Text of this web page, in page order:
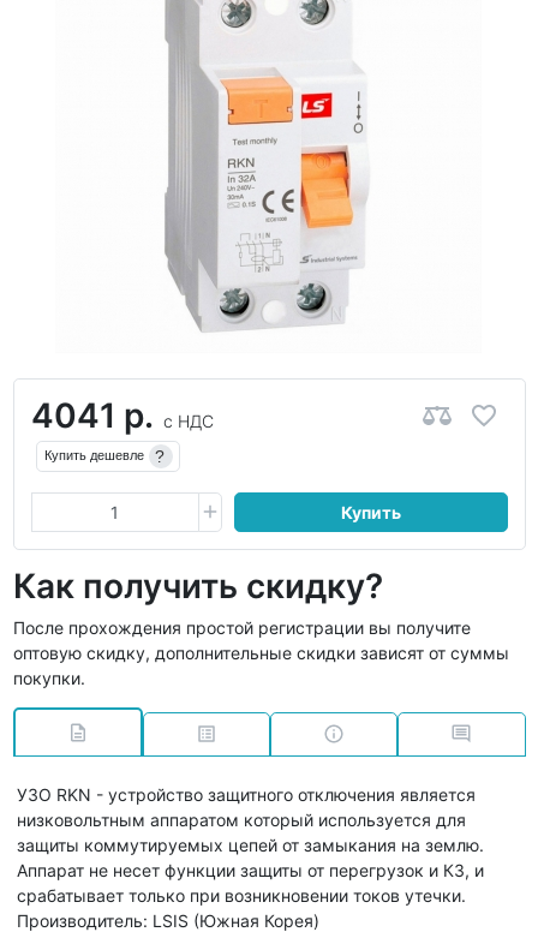
4041 р. с НДС
Купить дешевле ?
Купить
Как получить скидку?
После прохождения простой регистрации вы получите
оптовую скидку, дополнительные скидки зависят от суммы
покупки.
УЗО RKN - устройство защитного отключения является
низковольтным аппаратом который используется для
защиты коммутируемых цепей от замыкания на землю.
Аппарат не несет функции защиты от перегрузок и КЗ, и
срабатывает только при возникновении токов утечки.
Производитель: LSIS (Южная Корея)